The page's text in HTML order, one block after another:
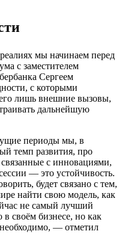
мы начинаем перед
с заместителем
Сергеем
с которыми
лишь внешние вызовы,
дальнейшую
периоды мы, в
темп развития, про
с инновациями,
— это устойчивость.
будет связано с тем,
найти свою модель, как
не самый лучший
своём бизнесе, но как
необходимо, — отметил